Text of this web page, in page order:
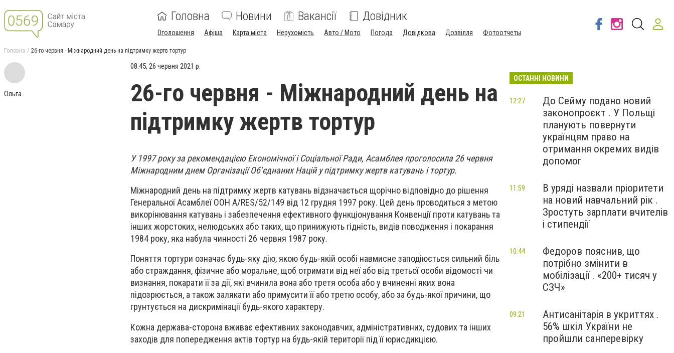
Головна Новини Вакансії Довідник
Оголошення Афіша Карта міста Нерухомість Авто / Мото Погода Довідкова Дозвілля Фотоотчеты
Головна 26-го червня - Міжнародний день на підтримку жертв тортур
Ольга
08:45, 26 червня 2021 р.
26-го червня - Міжнародний день на
підтримку жертв тортур
У 1997 року за рекомендацією Економічної і Соціальної Ради, Асамблея проголосила 26 червня
Міжнародним днем Організації Об’єднаних Націй у підтримку жертв катувань і тортур.
Міжнародний день на підтримку жертв катувань відзначається щорічно відповідно до рішення
Генеральної Асамблеї ООН A/RES/52/149 від 12 грудня 1997 року. Цей день проводиться з метою
викорінювання катувань і забезпечення ефективного функціонування Конвенції проти катувань та
інших жорстоких, нелюдських або таких, що принижують гідність, видів поводження і покарання
1984 року, яка набула чинності 26 червня 1987 року.
Поняття тортури означає будь-яку дію, якою будь-якій особі навмисне заподіюється сильний біль
або страждання, фізичне або моральне, щоб отримати від неї або від третьої особи відомості чи
визнання, покарати її за дії, які вчинила вона або третя особа або у вчиненні яких вона
підозрюється, а також залякати або примусити її або третю особу, або за будь-якої причини, що
грунтується на дискримінації будь-якого характеру.
Кожна держава-сторона вживає ефективних законодавчих, адміністративних, судових та інших
заходів для попередження актів тортур на будь-якій території під її юрисдикцією.
ОСТАННІ НОВИНИ
До Сейму подано новий
законопроєкт . У Польщі
планують повернути
українцям право на
отримання окремих видів
допомог
12:27
В уряді назвали пріоритети
на новий навчальний рік .
Зростуть зарплати вчителів
і стипендії
11:59
Федоров пояснив, що
потрібно змінити в
мобілізації . «200+ тисяч у
СЗЧ»
10:44
Антисанітарія в укриттях .
56% шкіл України не
пройшли санперевірку
09:21